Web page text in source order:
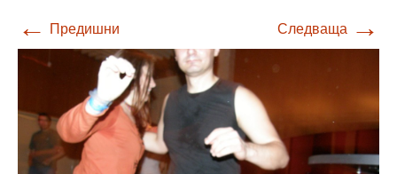
← Предишни Следваща →